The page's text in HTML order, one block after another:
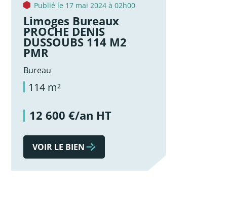
Publié le 17 mai 2024 à 02h00
Limoges Bureaux
PROCHE DENIS
DUSSOUBS 114 M2
PMR
Bureau
114 m²
12 600 €/an HT
VOIR LE BIEN